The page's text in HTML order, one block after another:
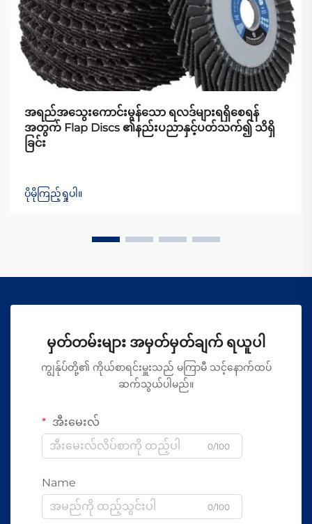
အရည်အသွေးကောင်းမွန်သော ရလဒ်များရရှိစေရန်
အတွက် Flap Discs ၏နည်းပညာနှင့်ပတ်သက်၍ သိရှိ
ခြင်း
ပိုမိုကြည့်ရှုပါ။
မှတ်တမ်းများ အမှတ်မှတ်ချက် ရယူပါ
ကျွန်ုပ်တို့၏ ကိုယ်စာရင်းမှူးသည် မကြာမီ သင့်နောက်ထပ်
ဆက်သွယ်ပါမည်။
အီးမေးလ်
0/100
Name
0/100